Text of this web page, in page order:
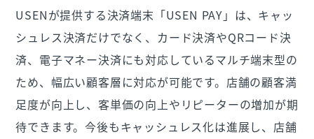
USENが提供する決済端末「USEN PAY」は、キャッ
シュレス決済だけでなく、カード決済やQRコード決
済、電子マネー決済にも対応しているマルチ端末型の
ため、幅広い顧客層に対応が可能です。店舗の顧客満
足度が向上し、客単価の向上やリピーターの増加が期
待できます。今後もキャッシュレス化は進展し、店舗